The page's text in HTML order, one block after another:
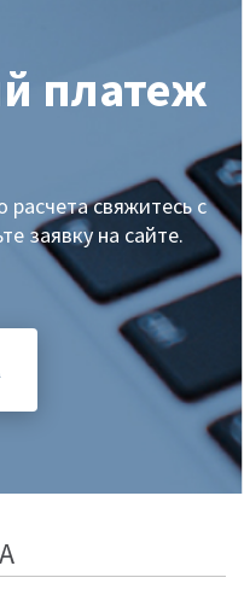
платеж
свяжитесь с
заявку на сайте.